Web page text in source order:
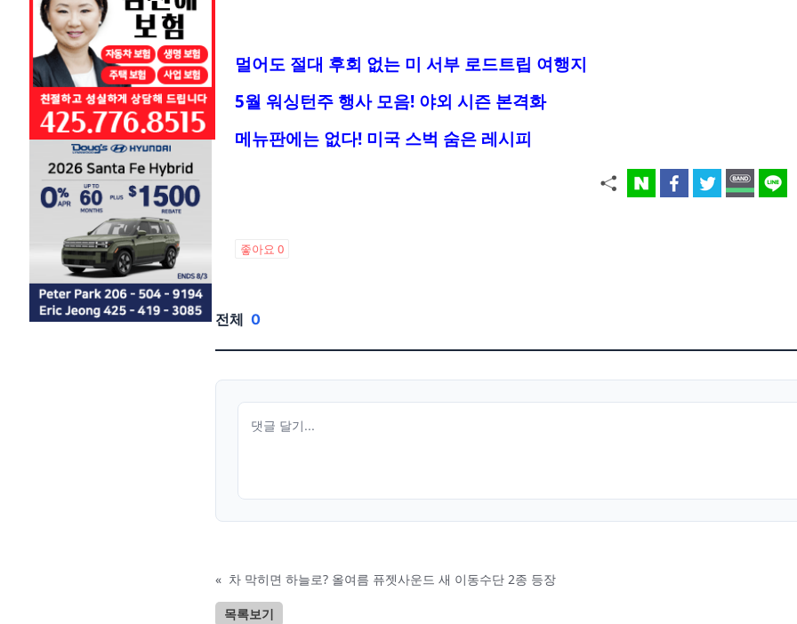
멀어도 절대 후회 없는 미 서부 로드트립 여행지
5월 워싱턴주 행사 모음! 야외 시즌 본격화
메뉴판에는 없다! 미국 스벅 숨은 레시피
좋아요 0
전체 0
« 차 막히면 하늘로? 올여름 퓨젯사운드 새 이동수단 2종 등장
목록보기